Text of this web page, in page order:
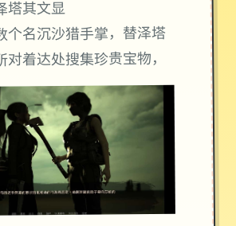
塔其文显
个名沉沙猎手掌，替泽塔
着达处搜集珍贵宝物，